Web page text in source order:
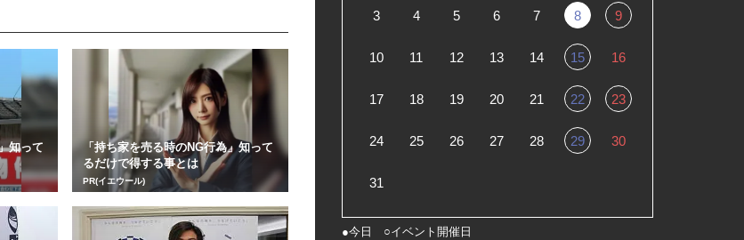
知って
「持ち家を売る時のNG行為」知って
るだけで得する事とは
PR(イエウール)
3 4 5 6 7 8 9
10 11 12 13 14 15 16
17 18 19 20 21 22 23
24 25 26 27 28 29 30
31
●今日 ○イベント開催日